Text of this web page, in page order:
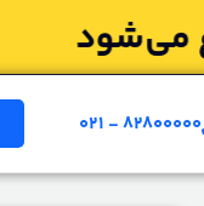
۰۲۱ - ۸۲۸۰۰۰۰۰